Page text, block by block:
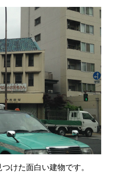
けた面白い建物です。